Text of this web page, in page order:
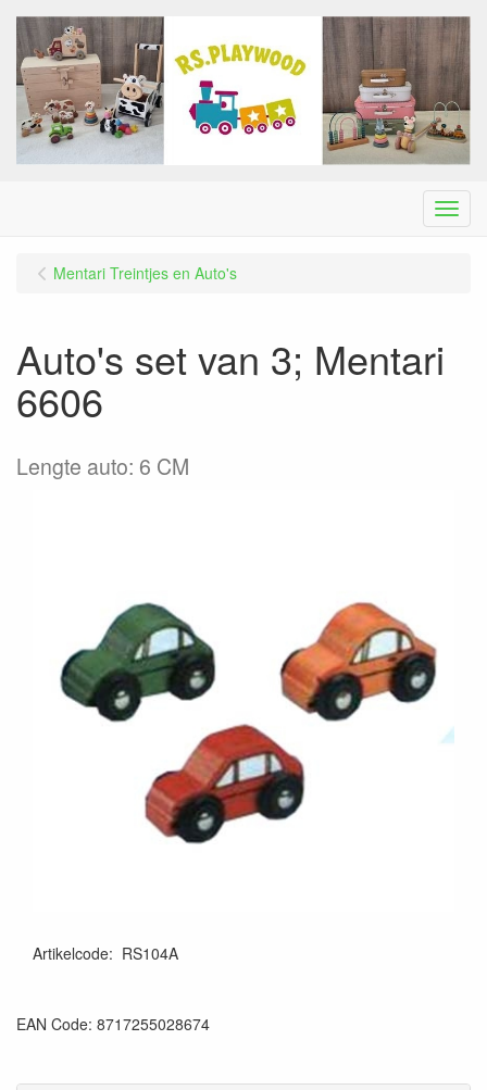
Menu
Mentari Treintjes en Auto's
Auto's set van 3; Mentari
6606
Lengte auto: 6 CM
Artikelcode: RS104A
EAN Code: 8717255028674